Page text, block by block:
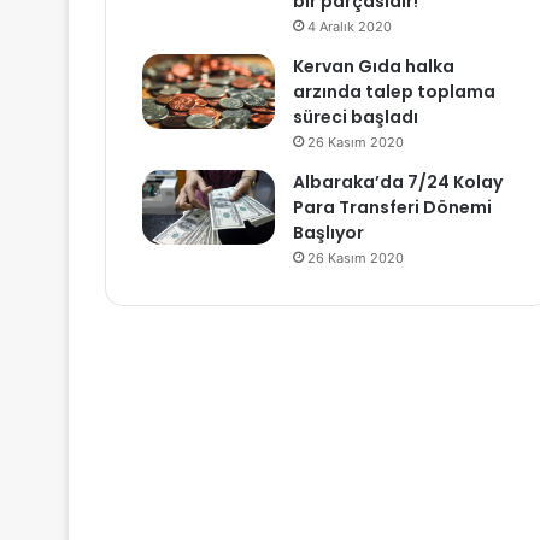
4 Aralık 2020
Kervan Gıda halka
arzında talep toplama
süreci başladı
26 Kasım 2020
Albaraka’da 7/24 Kolay
Para Transferi Dönemi
Başlıyor
26 Kasım 2020